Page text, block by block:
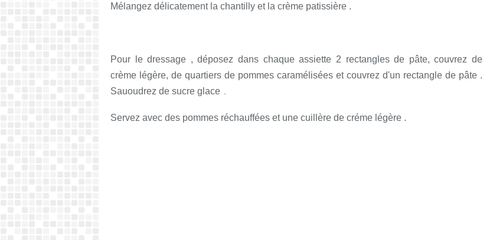
Mélangez délicatement la chantilly et la crème patissière .
Pour le dressage , déposez dans chaque assiette 2 rectangles de pâte, couvrez de
crème légère, de quartiers de pommes caramélisées et couvrez d'un rectangle de pâte .
Sauoudrez de sucre glace .
Servez avec des pommes réchauffées et une cuillère de créme légère .